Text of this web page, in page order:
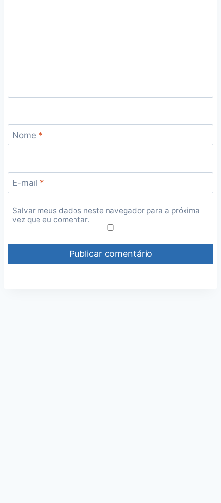
Nome *
E-mail *
Salvar meus dados neste navegador para a próxima
vez que eu comentar.